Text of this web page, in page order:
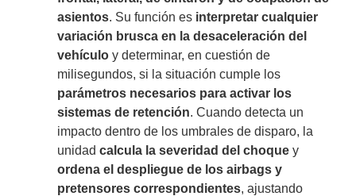
asientos. Su función es interpretar cualquier
variación brusca en la desaceleración del
vehículo y determinar, en cuestión de
milisegundos, si la situación cumple los
parámetros necesarios para activar los
sistemas de retención. Cuando detecta un
impacto dentro de los umbrales de disparo, la
unidadcalcula la severidad del choque y
ordena el despliegue de los airbags y
pretensores correspondientes, ajustando